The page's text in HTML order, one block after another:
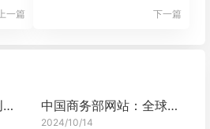
上一篇 下一篇
探索华为网：科技与创新的交汇之地 中国商务部网站：全球贸易的桥梁
2024/10/14